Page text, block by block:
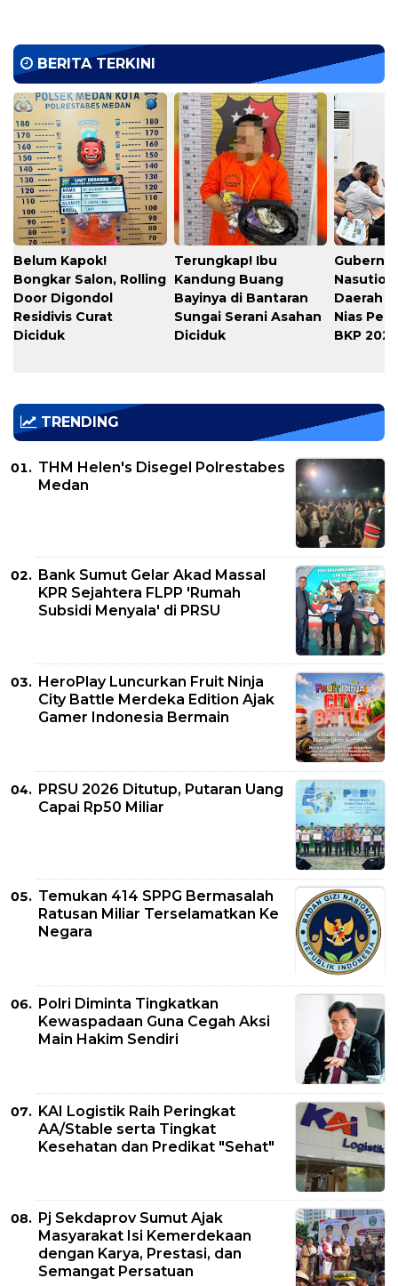
BERITA TERKINI
Belum Kapok!
Bongkar Salon, Rolling
Door Digondol
Residivis Curat
Diciduk
Terungkap! Ibu
Kandung Buang
Bayinya di Bantaran
Sungai Serani Asahan
Diciduk
Daerah
Nias
BKP
TRENDING
THM Helen's Disegel Polrestabes
Medan
Bank Sumut Gelar Akad Massal
KPR Sejahtera FLPP 'Rumah
Subsidi Menyala' di PRSU
HeroPlay Luncurkan Fruit Ninja
City Battle Merdeka Edition Ajak
Gamer Indonesia Bermain
PRSU 2026 Ditutup, Putaran Uang
Capai Rp50 Miliar
Temukan 414 SPPG Bermasalah
Ratusan Miliar Terselamatkan Ke
Negara
Polri Diminta Tingkatkan
Kewaspadaan Guna Cegah Aksi
Main Hakim Sendiri
KAI Logistik Raih Peringkat
AA/Stable serta Tingkat
Kesehatan dan Predikat "Sehat"
Pj Sekdaprov Sumut Ajak
Masyarakat Isi Kemerdekaan
dengan Karya, Prestasi, dan
Semangat Persatuan